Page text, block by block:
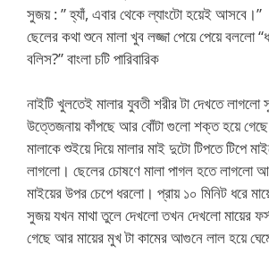
সুজয় : ” হ্যাঁ, এবার থেকে ল্যাংটো হয়েই আসবে।”
ছেলের কথা শুনে মালা খুব লজ্জা পেয়ে পেয়ে বললো
বলিস?” বাংলা চটি পারিবারিক
নাইটি খুলতেই মালার যুবতী শরীর টা দেখতে
উত্তেজনায় কাঁপছে আর বোঁটা গুলো শক্ত হয়ে
মালাকে শুইয়ে দিয়ে মালার মাই দুটো টিপতে টিপে
লাগলো। ছেলের চোষণে মালা পাগল হতে লাগলো
মাইয়ের উপর চেপে ধরলো। প্রায় ১০ মিনিট ধরে
সুজয় যখন মাথা তুলে দেখলো তখন দেখলো মায়ের
গেছে আর মায়ের মুখ টা কামের আগুনে লাল হয়ে